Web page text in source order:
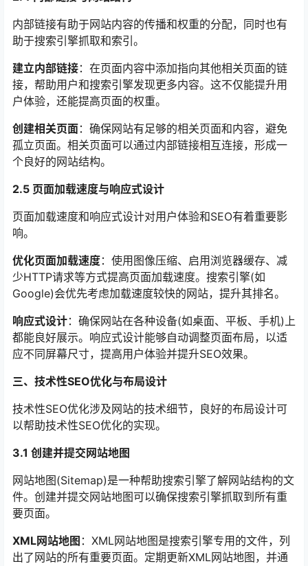
内部链接有助于网站内容的传播和权重的分配，同时也有
助于搜索引擎抓取和索引。
建立内部链接：在页面内容中添加指向其他相关页面的链
接，帮助用户和搜索引擎发现更多内容。这不仅能提升用
户体验，还能提高页面的权重。
创建相关页面：确保网站有足够的相关页面和内容，避免
孤立页面。相关页面可以通过内部链接相互连接，形成一
个良好的网站结构。
2.5 页面加载速度与响应式设计
页面加载速度和响应式设计对用户体验和SEO有着重要影
响。
优化页面加载速度：使用图像压缩、启用浏览器缓存、减
少HTTP请求等方式提高页面加载速度。搜索引擎(如
Google)会优先考虑加载速度较快的网站，提升其排名。
响应式设计：确保网站在各种设备(如桌面、平板、手机)上
都能良好展示。响应式设计能够自动调整页面布局，以适
应不同屏幕尺寸，提高用户体验并提升SEO效果。
三、技术性SEO优化与布局设计
技术性SEO优化涉及网站的技术细节，良好的布局设计可
以帮助技术性SEO优化的实现。
3.1 创建并提交网站地图
网站地图(Sitemap)是一种帮助搜索引擎了解网站结构的文
件。创建并提交网站地图可以确保搜索引擎抓取到所有重
要页面。
XML网站地图 ：XML网站地图是搜索引擎专用的文件，列
出了网站的所有重要页面。定期更新XML网站地图，并通